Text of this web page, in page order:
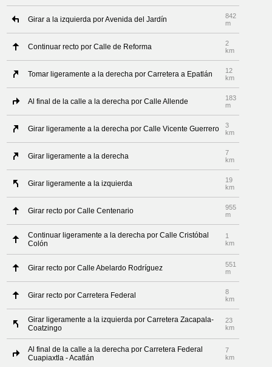
Girar a la izquierda por Avenida del Jardín
842
m
Continuar recto por Calle de Reforma
2
km
Tomar ligeramente a la derecha por Carretera a Epatlán
12
km
Al final de la calle a la derecha por Calle Allende
183
m
Girar ligeramente a la derecha por Calle Vicente Guerrero
3
km
Girar ligeramente a la derecha
7
km
Girar ligeramente a la izquierda
19
km
Girar recto por Calle Centenario
955
m
Continuar ligeramente a la derecha por Calle Cristóbal
Colón
1
km
Girar recto por Calle Abelardo Rodríguez
551
m
Girar recto por Carretera Federal
8
km
Girar ligeramente a la izquierda por Carretera Zacapala-
Coatzingo
23
km
Al final de la calle a la derecha por Carretera Federal
Cuapiaxtla - Acatlán
7
km